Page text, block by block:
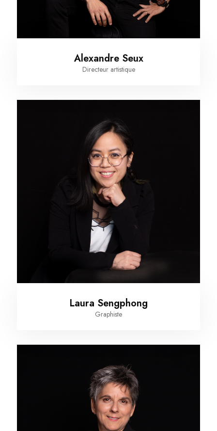
Alexandre Seux
Directeur artistique
Laura Sengphong
Graphiste